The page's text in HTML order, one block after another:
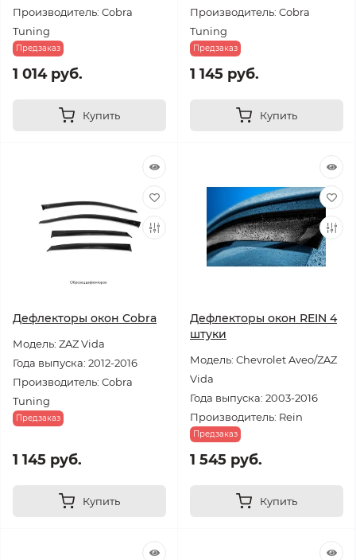
Производитель: Cobra
Tuning
Предзаказ
1 014 руб.
Купить
Производитель: Cobra
Tuning
Предзаказ
1 145 руб.
Купить
Дефлекторы окон Cobra
Модель: ZAZ Vida
Года выпуска: 2012-2016
Производитель: Cobra
Tuning
Предзаказ
1 145 руб.
Купить
Дефлекторы окон REIN 4
штуки
Модель: Chevrolet Aveo/ZAZ
Vida
Года выпуска: 2003-2016
Производитель: Rein
Предзаказ
1 545 руб.
Купить